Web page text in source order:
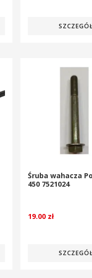
Śruba wahacza
450 7521024
19.00 zł